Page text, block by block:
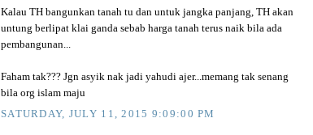
Kalau TH bangunkan tanah tu dan untuk jangka panjang, TH akan
untung berlipat klai ganda sebab harga tanah terus naik bila ada
pembangunan...
Faham tak??? Jgn asyik nak jadi yahudi ajer...memang tak senang
bila org islam maju
SATURDAY, JULY 11, 2015 9:09:00 PM